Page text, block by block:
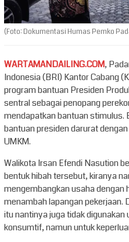
(Foto: Dokumentasi Humas Pemko
WARTAMANDAILING.COM,
Indonesia (BRI) Kantor Cabang
program bantuan Presiden
sentral sebagai penopang
mendapatkan bantuan stimulus.
bantuan presiden darurat
UMKM.
Walikota Irsan Efendi Nasution
bentuk hibah tersebut, kiranya
mengembangkan usaha dengan
menambah lapangan pekerjaan.
itu nantinya juga tidak
konsumtif, namun untuk